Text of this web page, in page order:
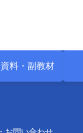
料・ 副教材